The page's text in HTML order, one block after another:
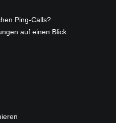
Ping-Calls?
auf einen Blick